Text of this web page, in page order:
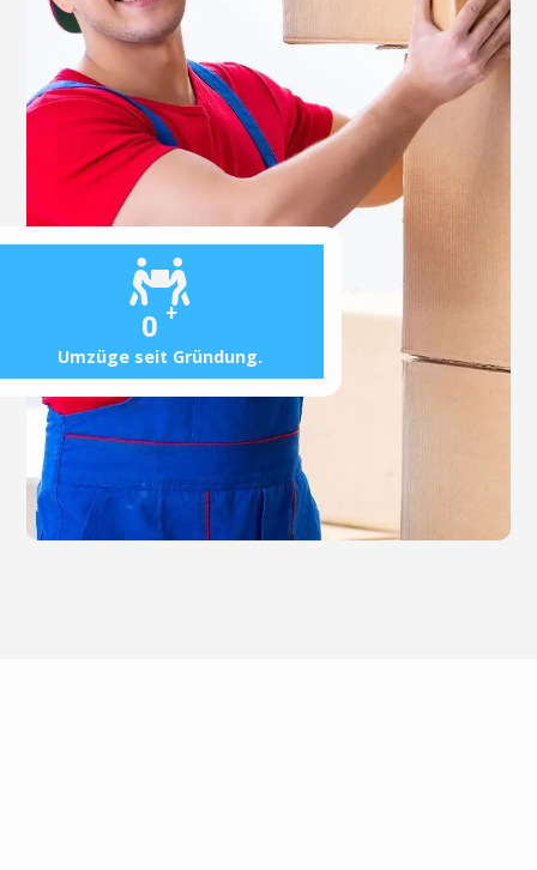
0 +
Umzüge seit Gründung.